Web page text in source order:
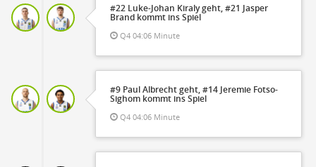
#22 Luke-Johan Kiraly geht, #21 Jasper
Brand kommt ins Spiel
Q4 04:06 Minute
#9 Paul Albrecht geht, #14 Jeremie Fotso-
Sighom kommt ins Spiel
Q4 04:06 Minute